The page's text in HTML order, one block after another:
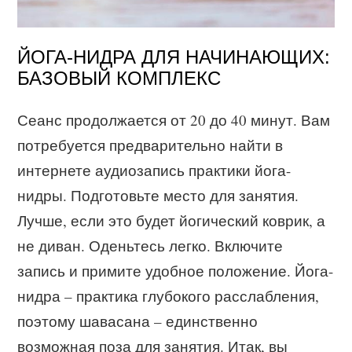
ЙОГА-НИДРА ДЛЯ НАЧИНАЮЩИХ:
БАЗОВЫЙ КОМПЛЕКС
Сеанс продолжается от 20 до 40 минут. Вам
потребуется предварительно найти в
интернете аудиозапись практики йога-
нидры. Подготовьте место для занятия.
Лучше, если это будет йогический коврик, а
не диван. Оденьтесь легко. Включите
запись и примите удобное положение. Йога-
нидра – практика глубокого расслабления,
поэтому шавасана – единственно
возможная поза для занятия. Итак, вы